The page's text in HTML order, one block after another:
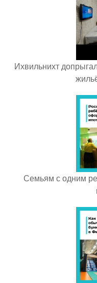
Ихвильнихт
Семьям с одним